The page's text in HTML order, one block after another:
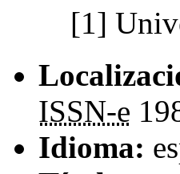
[1]
ISSN-e
Idioma: